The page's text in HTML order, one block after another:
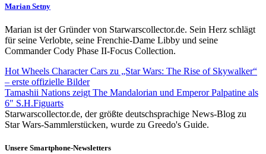
Marian Setny
Marian ist der Gründer von Starwarscollector.de. Sein Herz schlägt
für seine Verlobte, seine Frenchie-Dame Libby und seine
Commander Cody Phase II-Focus Collection.
Hot Wheels Character Cars zu „Star Wars: The Rise of Skywalker“
– erste offizielle Bilder
Tamashii Nations zeigt The Mandalorian und Emperor Palpatine als
6″ S.H.Figuarts
Starwarscollector.de, der größte deutschsprachige News-Blog zu
Star Wars-Sammlerstücken, wurde zu Greedo's Guide.
Unsere Smartphone-Newsletters